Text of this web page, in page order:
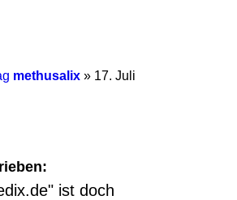
methusalix » 17. Juli
ist doch